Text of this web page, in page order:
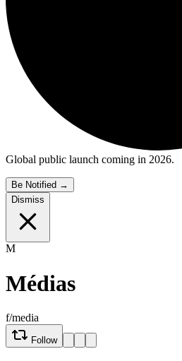
Global public launch coming in 2026.
Be Notified →
Dismiss
M
Médias
f/media
Follow